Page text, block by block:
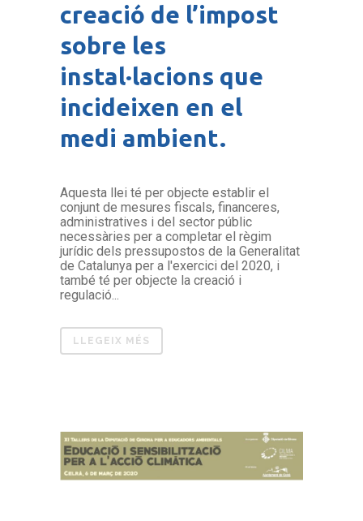
creació de l’impost
sobre les
instal·lacions que
incideixen en el
medi ambient.
Aquesta llei té per objecte establir el
conjunt de mesures fiscals, financeres,
administratives i del sector públic
necessàries per a completar el règim
jurídic dels pressupostos de la Generalitat
de Catalunya per a l'exercici del 2020, i
també té per objecte la creació i
regulació...
LLEGEIX MÉS